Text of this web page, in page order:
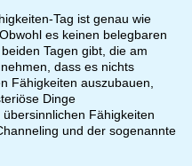
Tag ist genau wie
es keinen belegbaren
Tagen gibt, die am
dass es nichts
Fähigkeiten auszubauen,
Dinge
Fähigkeiten
und der sogenannte